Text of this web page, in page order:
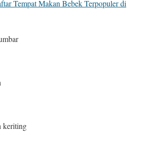
Tempat Makan Bebek Terpopuler di
keriting